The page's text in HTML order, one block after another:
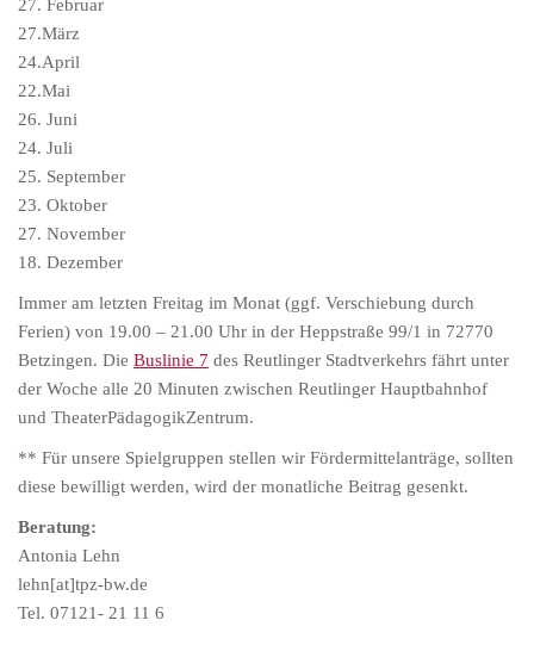
27. Februar
27.März
24.April
22.Mai
26. Juni
24. Juli
25. September
23. Oktober
27. November
18. Dezember
Immer am letzten Freitag im Monat (ggf. Verschiebung durch
Ferien) von 19.00 – 21.00 Uhr in der Heppstraße 99/1 in 72770
Betzingen. Die Buslinie 7 des Reutlinger Stadtverkehrs fährt unter
der Woche alle 20 Minuten zwischen Reutlinger Hauptbahnhof
und TheaterPädagogikZentrum.
** Für unsere Spielgruppen stellen wir Fördermittelanträge, sollten
diese bewilligt werden, wird der monatliche Beitrag gesenkt.
Beratung:
Antonia Lehn
lehn[at]tpz-bw.de
Tel. 07121- 21 11 6